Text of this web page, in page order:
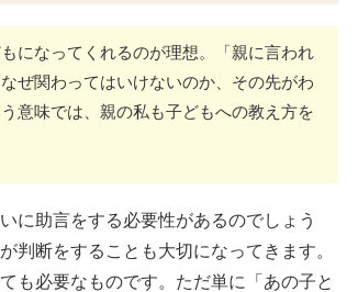
になってくれるのが理想。「親に言われ
ぜ関わってはいけないのか、その先がわ
意味では、親の私も子どもへの教え方を
に助言をする必要性があるのでしょう
判断をすることも大切になってきます。
も必要なものです。ただ単に「あの子と